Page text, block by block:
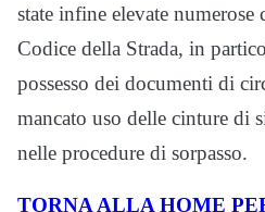
state infine elevate
Codice della Strada, in
possesso dei documenti di
mancato uso delle cinture di
nelle procedure di sorpasso.
TORNA ALLA HOME